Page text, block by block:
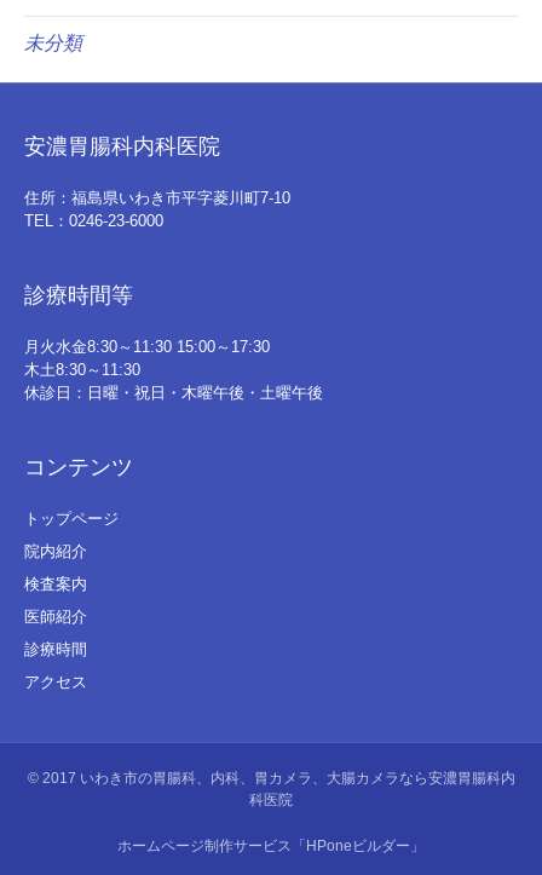
未分類
安濃胃腸科内科医院
住所：福島県いわき市平字菱川町7-10
TEL：0246-23-6000
診療時間等
月火水金8:30～11:30 15:00～17:30
木土8:30～11:30
休診日：日曜・祝日・木曜午後・土曜午後
コンテンツ
トップページ
院内紹介
検査案内
医師紹介
診療時間
アクセス
© 2017 いわき市の胃腸科、内科、胃カメラ、大腸カメラなら安濃胃腸科内
科医院
ホームページ制作サービス「HPoneビルダー」